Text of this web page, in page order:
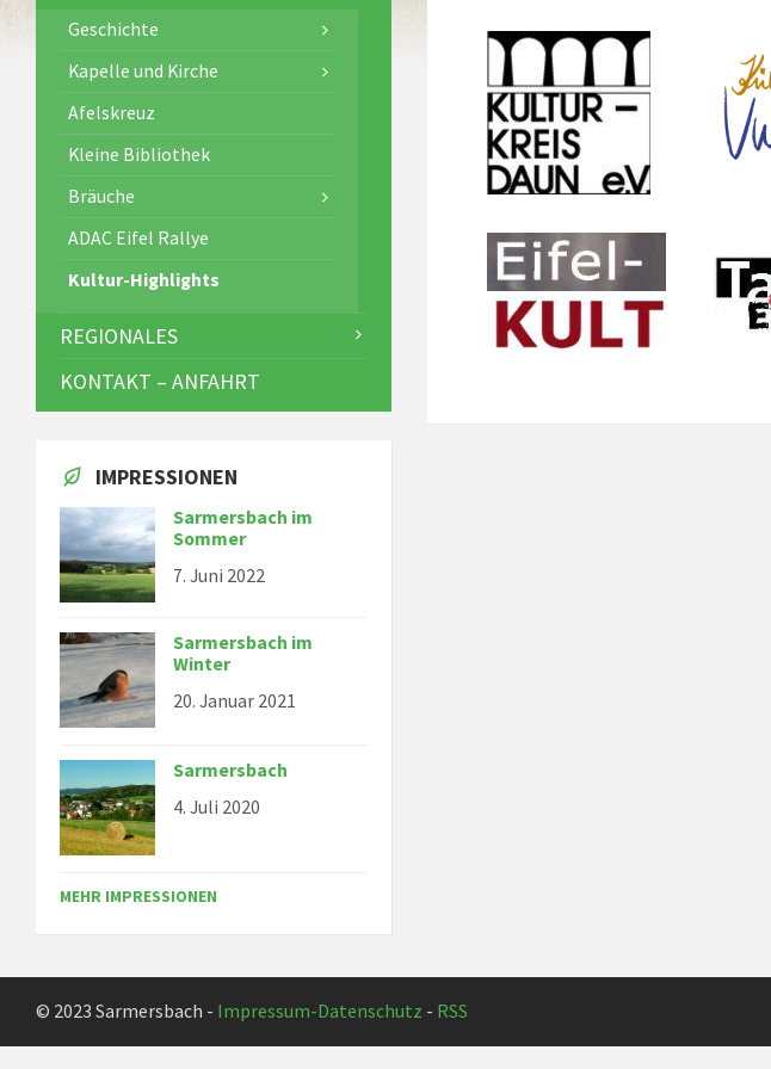
Geschichte
Kapelle und Kirche
Afelskreuz
Kleine Bibliothek
Bräuche
ADAC Eifel Rallye
Kultur-Highlights
REGIONALES
KONTAKT – ANFAHRT
IMPRESSIONEN
Sarmersbach im
Sommer
7. Juni 2022
Sarmersbach im
Winter
20. Januar 2021
Sarmersbach
4. Juli 2020
MEHR IMPRESSIONEN
© 2023 Sarmersbach - Impressum-Datenschutz - RSS